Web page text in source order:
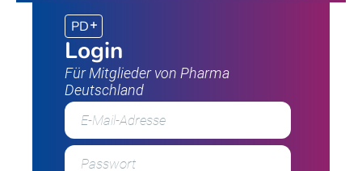
PD
Login
Für Mitglieder von Pharma
Deutschland